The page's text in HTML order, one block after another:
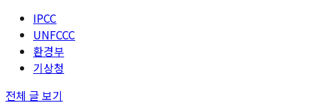
IPCC
UNFCCC
환경부
기상청
전체 글 보기